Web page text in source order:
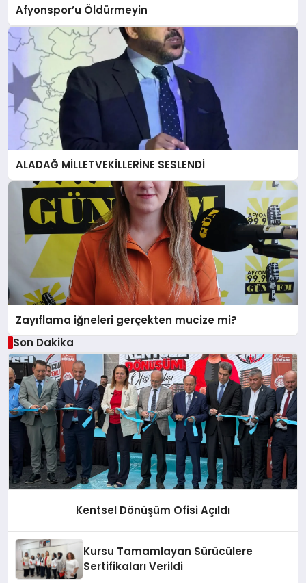
Afyonspor’u Öldürmeyin
ALADAĞ MİLLETVEKİLLERİNE SESLENDİ
Zayıflama iğneleri gerçekten mucize mi?
Son Dakika
Kentsel Dönüşüm Ofisi Açıldı
Kursu Tamamlayan Sürücülere
Sertifikaları Verildi